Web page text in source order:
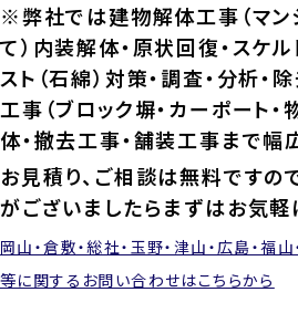
※弊社では建物解体工事（マン
て）内装解体・原状回復・スケ
スト（石綿）対策・調査・分析・
工事（ブロック塀・カーポート・
体・撤去工事・舗装工事まで幅
お見積り、ご相談は無料です
がございましたらまずはお気軽
岡山・倉敷・総社・玉野・津山・広島・福
等に関するお問い合わせはこちらから